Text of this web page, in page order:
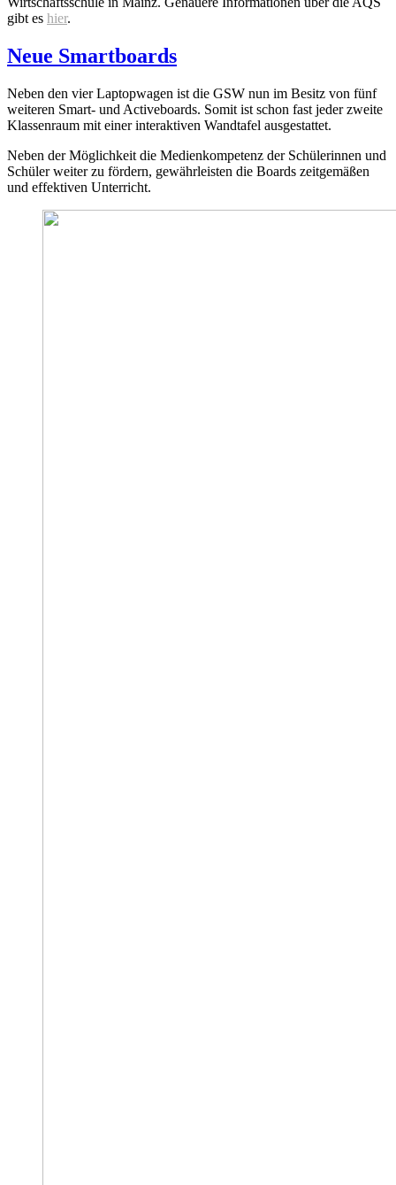
gibt es hier.
Neue Smartboards
Neben den vier Laptopwagen ist die GSW nun im Besitz von fünf
weiteren Smart- und Activeboards. Somit ist schon fast jeder zweite
Klassenraum mit einer interaktiven Wandtafel ausgestattet.
Neben der Möglichkeit die Medienkompetenz der Schülerinnen und
Schüler weiter zu fördern, gewährleisten die Boards zeitgemäßen
und effektiven Unterricht.